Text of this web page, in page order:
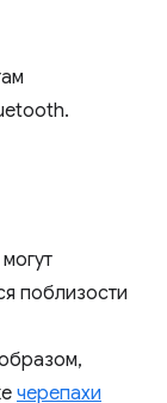
поблизости
черепахи